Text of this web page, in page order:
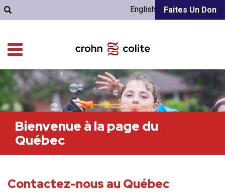
Faites Un Don
English
Bienvenue à la page du
Québec
Contactez-nous au Québec